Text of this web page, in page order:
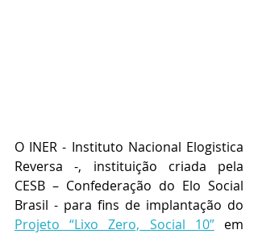
O INER - Instituto Nacional Elogistica
Reversa -, instituição criada pela
CESB – Confederação do Elo Social
Projeto “Lixo Zero, Social 10” em